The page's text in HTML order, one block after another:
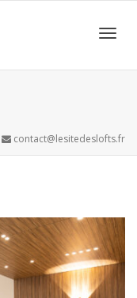
contact@lesitedeslofts.fr